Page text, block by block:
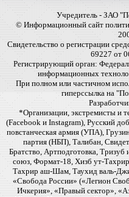
Учредитель - ЗАО
© Информационный сайт
Свидетельство о регистрации
69227 от
Регистрирующий орган:
информационных
При полном или частичном
гиперссылка на
*Организации, экстремисты и
(Facebook и Instagram), Русский
повстанческая армия (УПА),
партия (НБП), Талибан,
Братство, Артподготовка,
союз, Формат-18, Хизб ут-
Тахрир аш-Шам, Таухид валь-
«Свобода России» («Легион
Ичкерия», «Правый сектор»,